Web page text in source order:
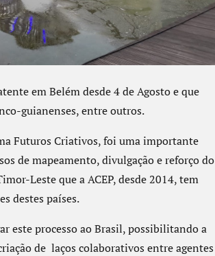
em Belém desde 4 de Agosto e que
guianenses, entre outros.
Futuros Criativos, foi uma importante
de mapeamento, divulgação e reforço do
Leste que a ACEP, desde 2014, tem
destes países.
este processo ao Brasil, possibilitando a
de laços colaborativos entre agentes